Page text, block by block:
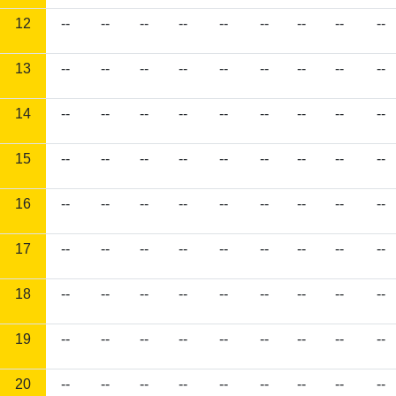
12 -- -- -- -- -- -- -- -- --
13 -- -- -- -- -- -- -- -- --
14 -- -- -- -- -- -- -- -- --
15 -- -- -- -- -- -- -- -- --
16 -- -- -- -- -- -- -- -- --
17 -- -- -- -- -- -- -- -- --
18 -- -- -- -- -- -- -- -- --
19 -- -- -- -- -- -- -- -- --
20 -- -- -- -- -- -- -- -- --